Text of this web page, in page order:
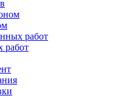
работ
работ